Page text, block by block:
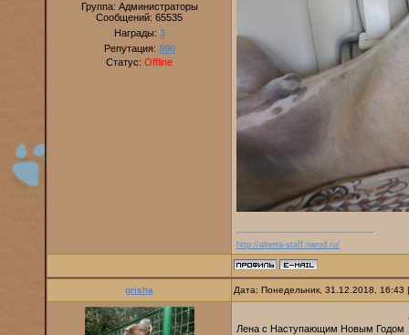
Группа: Администраторы
Сообщений: 65535
Награды: 3
Репутация: 890
Статус: Offline
http://alterra-staff.narod.ru/
grisha Дата: Понедельник, 31.12.2018,
Лена с Наступающим Новым Годом